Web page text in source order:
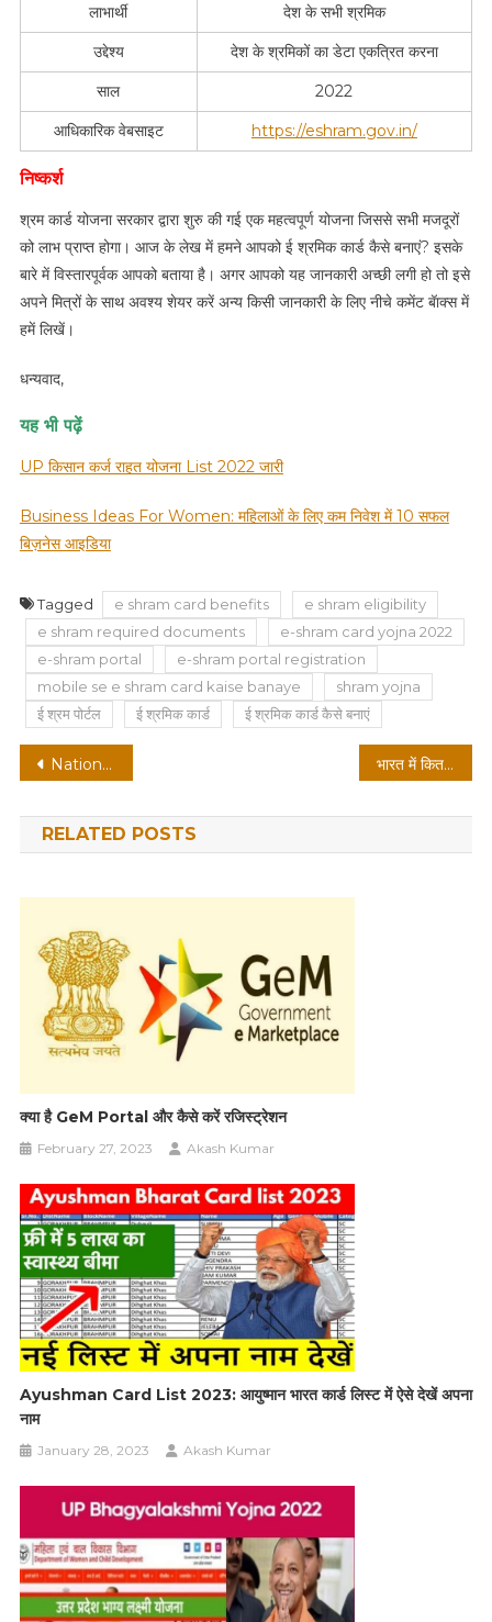
लाभार्थी
देश के सभी श्रमिक
उद्देश्य
देश के श्रमिकों का डेटा एकत्रित करना
साल
2022
आधिकारिक वेबसाइट
https://eshram.gov.in/
निष्कर्श
श्रम कार्ड योजना सरकार द्वारा शुरु की गई एक महत्वपूर्ण योजना जिससे सभी मजदूरों
को लाभ प्राप्त होगा। आज के लेख में हमने आपको ई श्रमिक कार्ड कैसे बनाएं? इसके
बारे में विस्तारपूर्वक आपको बताया है। अगर आपको यह जानकारी अच्छी लगी हो तो इसे
अपने मित्रों के साथ अवश्य शेयर करें अन्य किसी जानकारी के लिए नीचे कमेंट बॅाक्स में
हमें लिखें।
धन्यवाद,
यह भी पढ़ें
UP किसान कर्ज राहत योजना List 2022 जारी
Business Ideas For Women: महिलाओं के लिए कम निवेश में 10 सफल
बिज़नेस आइडिया
Tagged e shram card benefits
e shram eligibility
e shram required documents
e-shram card yojna 2022
e-shram portal
e-shram portal registration
mobile se e shram card kaise banaye
shram yojna
ई श्रम पोर्टल
ई श्रमिक कार्ड ई श्रमिक कार्ड कैसे बनाएं
Post
navigation
National Scholarship portal: registration, login, status check भारत में कितने राज्य हैं?
RELATED POSTS
क्या है GeM Portal और कैसे करें रजिस्ट्रेशन
February 27, 2023 Akash Kumar
Ayushman Card List 2023: आयुष्मान भारत कार्ड लिस्ट में ऐसे देखें अपना
नाम
January 28, 2023 Akash Kumar